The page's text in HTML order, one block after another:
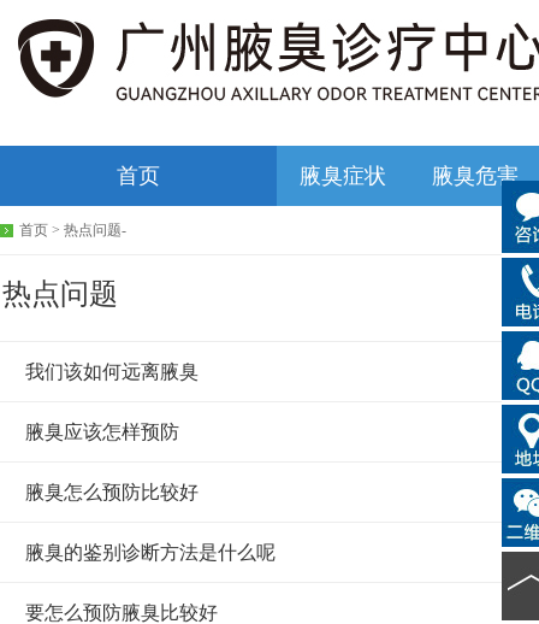
首页 腋臭症状 腋臭危害
首页 > 热点问题-
热点问题
我们该如何远离腋臭
腋臭应该怎样预防
腋臭怎么预防比较好
腋臭的鉴别诊断方法是什么呢
要怎么预防腋臭比较好